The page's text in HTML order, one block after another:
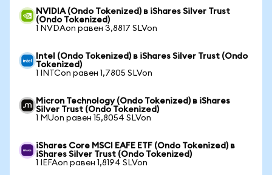
NVIDIA (Ondo Tokenized) в iShares Silver Trust
(Ondo Tokenized)
1 NVDAon равен 3,8817 SLVon
Intel (Ondo Tokenized) в iShares Silver Trust (Ondo
Tokenized)
1 INTCon равен 1,7805 SLVon
Micron Technology (Ondo Tokenized) в iShares
Silver Trust (Ondo Tokenized)
1 MUon равен 15,8054 SLVon
iShares Core MSCI EAFE ETF (Ondo Tokenized) в
iShares Silver Trust (Ondo Tokenized)
1 IEFAon равен 1,8194 SLVon